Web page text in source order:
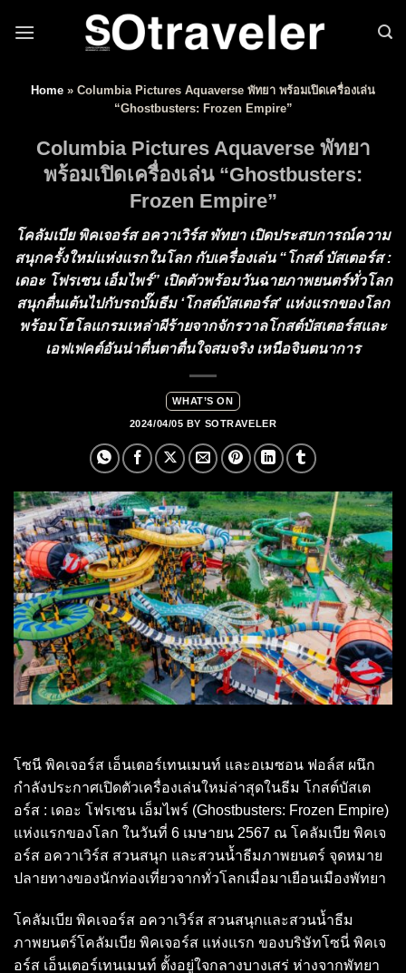
Home » Columbia Pictures Aquaverse พัทยา พร้อมเปิดเครื่องเล่น
“Ghostbusters: Frozen Empire”
Columbia Pictures Aquaverse พัทยา
พร้อมเปิดเครื่องเล่น “Ghostbusters:
Frozen Empire”
โคลัมเบีย พิคเจอร์ส อควาเวิร์ส พัทยา เปิดประสบการณ์ความ
สนุกครั้งใหม่แห่งแรกในโลก กับเครื่องเล่น “โกสต์ บัสเตอร์ส :
เดอะ โฟรเซน เอ็มไพร์” เปิดตัวพร้อมวันฉายภาพยนตร์ทั่วโลก
สนุกตื่นเต้นไปกับรถบั๊มธีม ‘โกสต์บัสเตอร์ส’ แห่งแรกของโลก
พร้อมโฮโลแกรมเหล่าผีร้ายจากจักรวาลโกสต์บัสเตอร์สและ
เอฟเฟคต์อันน่าตื่นตาตื่นใจสมจริง เหนือจินตนาการ
WHAT’S ON
2024/04/05 BY SOTRAVELER
โซนี พิคเจอร์ส เอ็นเตอร์เทนเมนท์ และอเมซอน ฟอล์ส ผนึก
กำลังประกาศเปิดตัวเครื่องเล่นใหม่ล่าสุดในธีม โกสต์บัสเต
อร์ส : เดอะ โฟรเซน เอ็มไพร์ (Ghostbusters: Frozen Empire)
แห่งแรกของโลก ในวันที่ 6 เมษายน 2567 ณ โคลัมเบีย พิคเจ
อร์ส อควาเวิร์ส สวนสนุก และสวนน้ำธีมภาพยนตร์ จุดหมาย
ปลายทางของนักท่องเที่ยวจากทั่วโลกเมื่อมาเยือนเมืองพัทยา
โคลัมเบีย พิคเจอร์ส อควาเวิร์ส สวนสนุกและสวนน้ำธีม
ภาพยนตร์โคลัมเบีย พิคเจอร์ส แห่งแรก ของบริษัทโซนี่ พิคเจ
อร์ส เอ็นเตอร์เทนเมนท์ ตั้งอยู่ใจกลางบางเสร่ ห่างจากพัทยา